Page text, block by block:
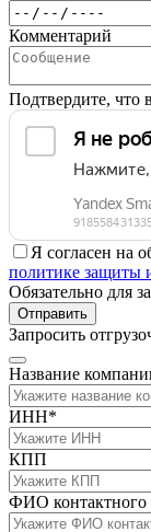
Комментарий
Подтвердите, что
Я согласен на
политике защиты
Обязательно для
Отправить
Запросить
Название
ИНН*
КПП
ФИО контактного